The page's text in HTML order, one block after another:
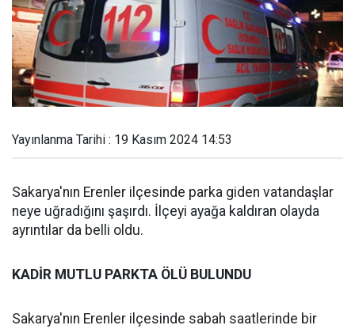
Yayınlanma Tarihi : 19 Kasım 2024 14:53
Sakarya'nın Erenler ilçesinde parka giden vatandaşlar
neye uğradığını şaşırdı. İlçeyi ayağa kaldıran olayda
ayrıntılar da belli oldu.
KADİR MUTLU PARKTA ÖLÜ BULUNDU
Sakarya'nın Erenler ilçesinde sabah saatlerinde bir